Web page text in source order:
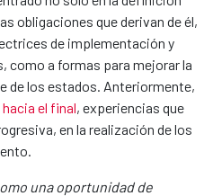
obligaciones que derivan de él,
de implementación y
como a formas para mejorar la
de los estados. Anteriormente,
el final, experiencias que
en la realización de los
una oportunidad de